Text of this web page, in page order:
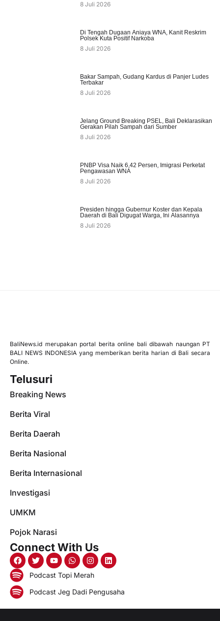
8 Juli 2026
Di Tengah Dugaan Aniaya WNA, Kanit Reskrim
Polsek Kuta Positif Narkoba
8 Juli 2026
Bakar Sampah, Gudang Kardus di Panjer Ludes
Terbakar
8 Juli 2026
Jelang Ground Breaking PSEL, Bali Deklarasikan
Gerakan Pilah Sampah dari Sumber
8 Juli 2026
PNBP Visa Naik 6,42 Persen, Imigrasi Perketat
Pengawasan WNA
8 Juli 2026
Presiden hingga Gubernur Koster dan Kepala
Daerah di Bali Digugat Warga, Ini Alasannya
8 Juli 2026
BaliNews.id merupakan portal berita online bali dibawah naungan PT
BALI NEWS INDONESIA yang memberikan berita harian di Bali secara
Online.
Telusuri
Breaking News
Berita Viral
Berita Daerah
Berita Nasional
Berita Internasional
Investigasi
UMKM
Pojok Narasi
Connect With Us
Podcast Topi Merah
Podcast Jeg Dadi Pengusaha